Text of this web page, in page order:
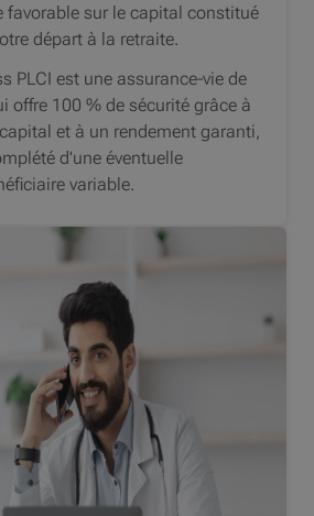
favorable sur le capital constitué
départ à la retraite.
PLCI est une assurance-vie de
offre 100 % de sécurité grâce à
et à un rendement garanti,
d'une éventuelle
variable.